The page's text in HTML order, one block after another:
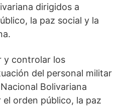
dirigidos a
la paz social y la
y controlar los
del personal militar
Bolivariana
orden público, la paz